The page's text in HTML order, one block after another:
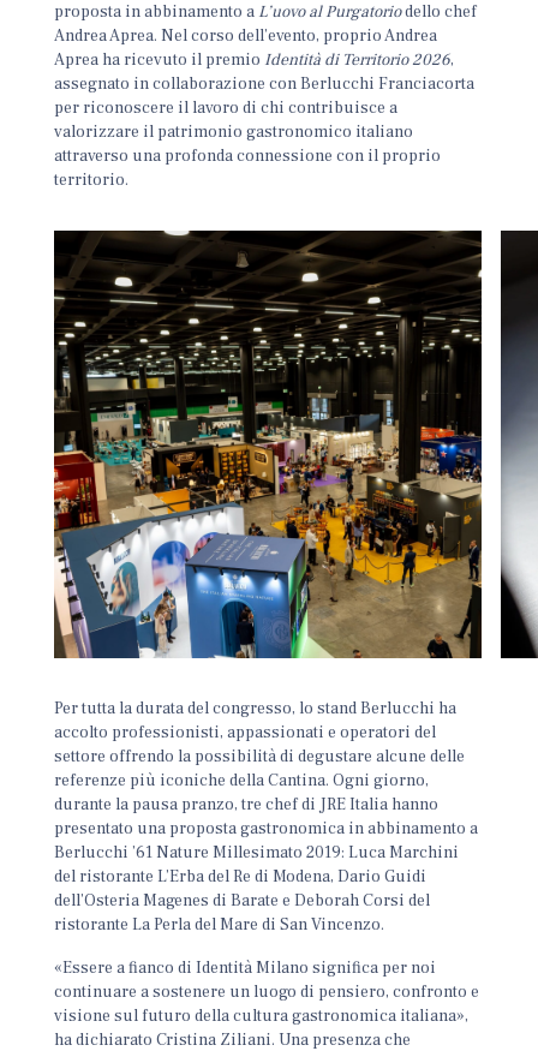
proposta in abbinamento a L’uovo al Purgatoriodello chef
Andrea Aprea. Nel corso dell’evento, proprio Andrea
Aprea ha ricevuto il premio Identità di Territorio 2026,
assegnato in collaborazione con Berlucchi Franciacorta
per riconoscere il lavoro di chi contribuisce a
valorizzare il patrimonio gastronomico italiano
attraverso una profonda connessione con il proprio
territorio.
Per tutta la durata del congresso, lo stand Berlucchi ha
accolto professionisti, appassionati e operatori del
settore offrendo la possibilità di degustare alcune delle
referenze più iconiche della Cantina. Ogni giorno,
durante la pausa pranzo, tre chef di JRE Italia hanno
presentato una proposta gastronomica in abbinamento a
Berlucchi ’61 Nature Millesimato 2019: Luca Marchini
del ristorante L’Erba del Re di Modena, Dario Guidi
dell’Osteria Magenes di Barate e Deborah Corsi del
ristorante La Perla del Mare di San Vincenzo.
«Essere a fianco di Identità Milano significa per noi
continuare a sostenere un luogo di pensiero, confronto e
visione sul futuro della cultura gastronomica italiana»,
ha dichiarato Cristina Ziliani. Una presenza che